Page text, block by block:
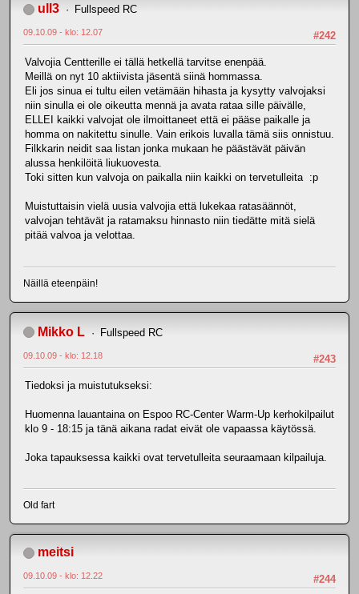
ull3 Fullspeed RC
#242
09.10.09 - klo: 12.07
Valvojia Centterille ei tällä hetkellä tarvitse enenpää.
Meillä on nyt 10 aktiivista jäsentä siinä hommassa.
Eli jos sinua ei tultu eilen vetämään hihasta ja kysytty valvojaksi
niin sinulla ei ole oikeutta mennä ja avata rataa sille päivälle,
ELLEI kaikki valvojat ole ilmoittaneet että ei pääse paikalle ja
homma on nakitettu sinulle. Vain erikois luvalla tämä siis onnistuu.
Filkkarin neidit saa listan jonka mukaan he päästävät päivän
alussa henkilöitä liukuovesta.
Toki sitten kun valvoja on paikalla niin kaikki on tervetulleita :p
Muistuttaisin vielä uusia valvojia että lukekaa ratasäännöt,
valvojan tehtävät ja ratamaksu hinnasto niin tiedätte mitä sielä
pitää valvoa ja velottaa.
Näillä eteenpäin!
Mikko L Fullspeed RC
#243
09.10.09 - klo: 12.18
Tiedoksi ja muistutukseksi:
Huomenna lauantaina on Espoo RC-Center Warm-Up kerhokilpailut
klo 9 - 18:15 ja tänä aikana radat eivät ole vapaassa käytössä.
Joka tapauksessa kaikki ovat tervetulleita seuraamaan kilpailuja.
Old fart
meitsi
#244
09.10.09 - klo: 12.22